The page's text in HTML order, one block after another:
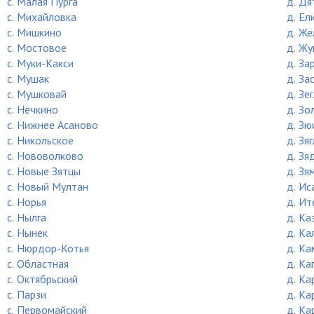
c. Михайловка
c. Мишкино
c. Мостовое
c. Муки-Какси
c. Мушак
c. Мушковай
c. Нечкино
c. Нижнее Асаново
c. Никольское
c. Нововолково
c. Новые Зятцы
c. Новый Мултан
c. Норья
c. Нылга
c. Нынек
c. Нюрдор-Котья
c. Областная
c. Октябрьский
c. Парзи
c. Первомайский
д.
д.
д.
д.
д.
д.
д.
д.
д.
д.
д.
д.
д.
д.
д.
д.
д.
д.
д.
д.